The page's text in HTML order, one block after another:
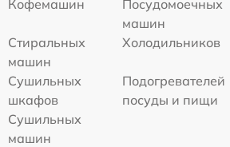
Кофемашин
Посудомоечных
машин
Стиральных
машин
Холодильников
Сушильных
шкафов
Подогревателей
посуды и пищи
Сушильных
машин